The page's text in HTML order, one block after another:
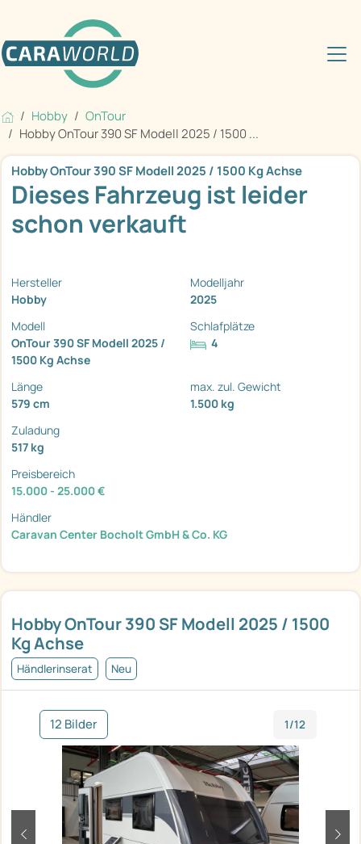
Hobby
OnTour
Hobby OnTour 390 SF Modell 2025 / 1500 ...
Hobby OnTour 390 SF Modell 2025 / 1500
Kg Achse
Händlerinserat Neu
12 Bilder 1/12
Hobby OnTour 390 SF Modell 2025 / 1500 Kg Achse
Dieses Fahrzeug ist leider
schon verkauft
Hersteller
Hobby
Modelljahr
2025
Modell
OnTour 390 SF Modell 2025 /
1500 Kg Achse
Schlafplätze
4
Länge
579 cm
max. zul. Gewicht
1.500 kg
Zuladung
517 kg
Preisbereich
15.000 - 25.000 €
Händler
Caravan Center Bocholt GmbH & Co. KG